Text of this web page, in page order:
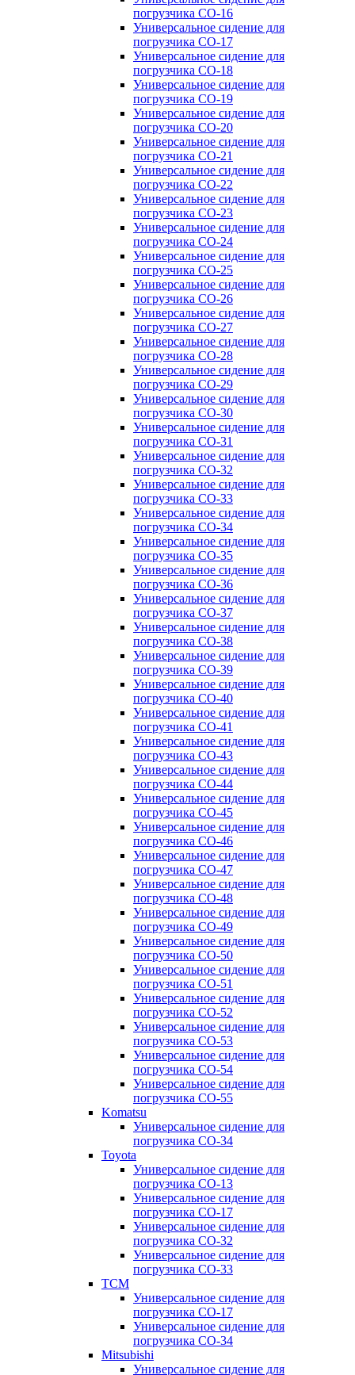
погрузчика CO-16
Универсальное сидение для
погрузчика CO-17
Универсальное сидение для
погрузчика CO-18
Универсальное сидение для
погрузчика CO-19
Универсальное сидение для
погрузчика CO-20
Универсальное сидение для
погрузчика CO-21
Универсальное сидение для
погрузчика CO-22
Универсальное сидение для
погрузчика CO-23
Универсальное сидение для
погрузчика CO-24
Универсальное сидение для
погрузчика CO-25
Универсальное сидение для
погрузчика CO-26
Универсальное сидение для
погрузчика CO-27
Универсальное сидение для
погрузчика CO-28
Универсальное сидение для
погрузчика CO-29
Универсальное сидение для
погрузчика CO-30
Универсальное сидение для
погрузчика CO-31
Универсальное сидение для
погрузчика CO-32
Универсальное сидение для
погрузчика CO-33
Универсальное сидение для
погрузчика CO-34
Универсальное сидение для
погрузчика CO-35
Универсальное сидение для
погрузчика CO-36
Универсальное сидение для
погрузчика CO-37
Универсальное сидение для
погрузчика CO-38
Универсальное сидение для
погрузчика CO-39
Универсальное сидение для
погрузчика CO-40
Универсальное сидение для
погрузчика CO-41
Универсальное сидение для
погрузчика CO-43
Универсальное сидение для
погрузчика CO-44
Универсальное сидение для
погрузчика CO-45
Универсальное сидение для
погрузчика CO-46
Универсальное сидение для
погрузчика CO-47
Универсальное сидение для
погрузчика CO-48
Универсальное сидение для
погрузчика CO-49
Универсальное сидение для
погрузчика CO-50
Универсальное сидение для
погрузчика CO-51
Универсальное сидение для
погрузчика CO-52
Универсальное сидение для
погрузчика CO-53
Универсальное сидение для
погрузчика CO-54
Универсальное сидение для
погрузчика CO-55
Komatsu
Универсальное сидение для
погрузчика CO-34
Toyota
Универсальное сидение для
погрузчика CO-13
Универсальное сидение для
погрузчика CO-17
Универсальное сидение для
погрузчика CO-32
Универсальное сидение для
погрузчика CO-33
TCM
Универсальное сидение для
погрузчика CO-17
Универсальное сидение для
погрузчика CO-34
Mitsubishi
Универсальное сидение для